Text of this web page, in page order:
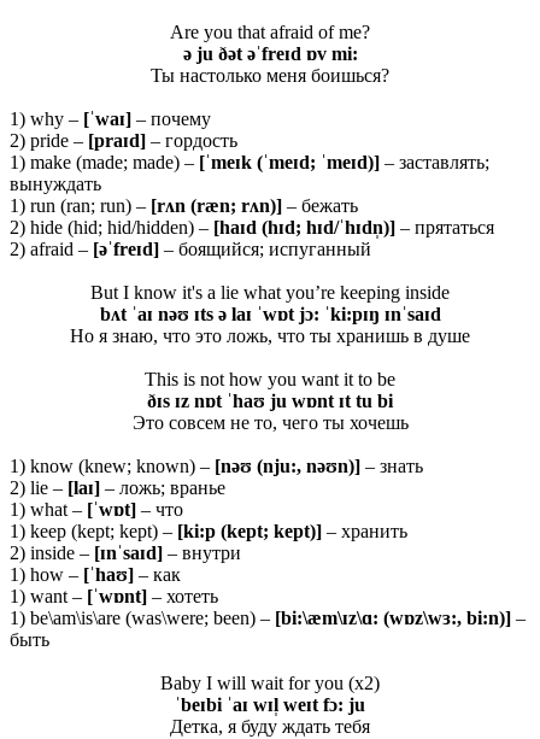
Are you that afraid of me?
ə ju ðət əˈfreɪd ɒv mi:
Ты настолько меня боишься?
1) why – [ˈwaɪ] – почему
2) pride – [praɪd] – гордость
1) make (made; made) – [ˈmeɪk (ˈmeɪd; ˈmeɪd)] – заставлять;
вынуждать
1) run (ran; run) – [rʌn (ræn; rʌn)] – бежать
2) hide (hid; hid/hidden) – [haɪd (hɪd; hɪd/ˈhɪdn̩)] – прятаться
2) afraid – [əˈfreɪd] – боящийся; испуганный
But I know it's a lie what you’re keeping inside
bʌt ˈaɪ nəʊ ɪts ə laɪ ˈwɒt jɔ: ˈki:pɪŋ ɪnˈsaɪd
Но я знаю, что это ложь, что ты хранишь в душе
This is not how you want it to be
ðɪs ɪz nɒt ˈhaʊ ju wɒnt ɪt tu bi
Это совсем не то, чего ты хочешь
1) know (knew; known) – [nəʊ (nju:, nəʊn)] – знать
2) lie – [laɪ] – ложь; вранье
1) what – [ˈwɒt] – что
1) keep (kept; kept) – [ki:p (kept; kept)] – хранить
2) inside – [ɪnˈsaɪd] – внутри
1) how – [ˈhaʊ] – как
1) want – [ˈwɒnt] – хотеть
1) be\am\is\are (was\were; been) – [bi:\æm\ɪz\ɑ: (wɒz\wɜ:, bi:n)] –
быть
Baby I will wait for you (x2)
ˈbeɪbi ˈaɪ wɪl̩ weɪt fɔ: ju
Детка, я буду ждать тебя